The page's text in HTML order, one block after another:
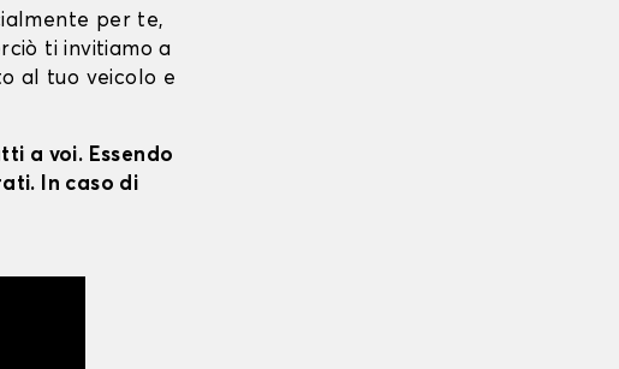
per te,
ti invitiamo a
al tuo veicolo e
a voi. Essendo
In caso di